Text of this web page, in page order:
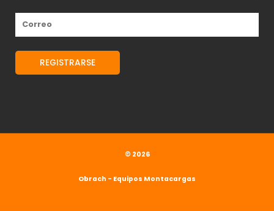
© 2026
Obrach - Equipos Montacargas